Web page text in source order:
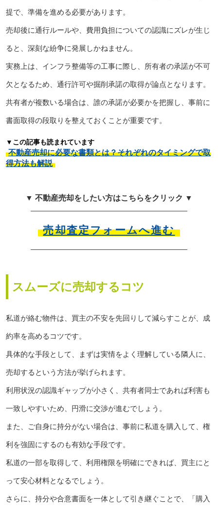
提で、準備を進める必要があります。
売却後に通行ルールや、費用負担についての認識にズレが生じ
ると、深刻な紛争に発展しかねません。
実務上は、インフラ整備等の工事に際し、所有者の承諾が不可
欠となるため、通行許可や掘削承諾の取得が論点となります。
共有者が複数いる場合は、誰の承諾が必要かを把握し、事前に
書面取得の段取りを整えておくことが重要です。
▼この記事も読まれています
不動産売却に必要な書類とは？それぞれのタイミングで取
得方法も解説
▼ 不動産売却をしたい方はこちらをクリック ▼
売却査定フォームへ進む
スムーズに売却するコツ
私道が絡む物件は、買主の不安を先回りして減らすことが、成
約率を高めるコツです。
具体的な手段として、まずは実情をよく理解している隣人に、
売却するという方法が挙げられます。
利用状況の認識ギャップが小さく、共有者同士であれば利害も
一致しやすいため、円滑に交渉が進むでしょう。
また、ご自身に持分がない場合は、事前に私道を購入して、権
利を強固にするのも有効な手段です。
私道の一部を取得して、利用権限を明確にできれば、買主にと
って安心材料となるでしょう。
さらに、持分や合意書面を一体として引き継ぐことで、「購入